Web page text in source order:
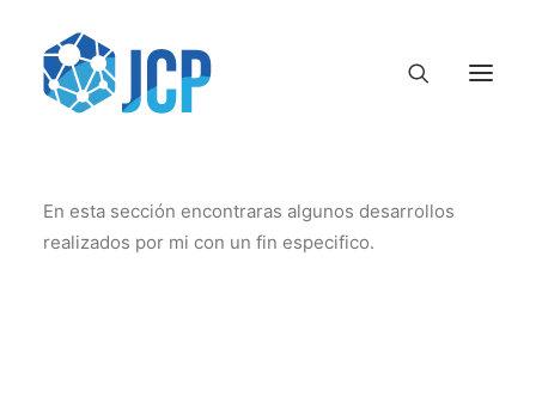
En esta sección encontraras algunos desarrollos
realizados por mi con un fin especifico.